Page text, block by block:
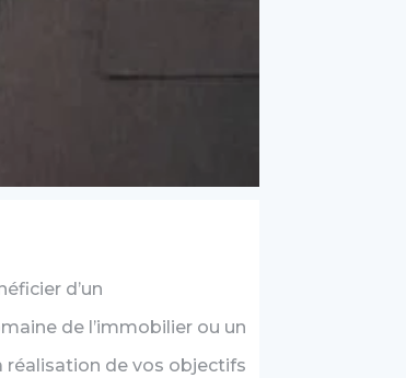
d’un
de l’immobilier ou un
réalisation de vos objectifs